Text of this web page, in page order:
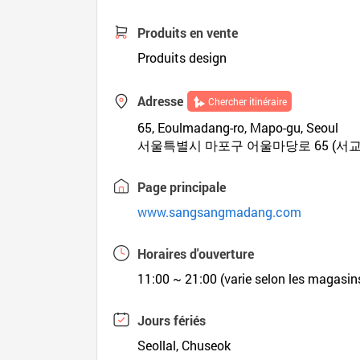
Produits en vente
Produits design
Adresse Chercher itinéraire
65, Eoulmadang-ro, Mapo-gu, Seoul
서울특별시 마포구 어울마당로 65 (서
Page principale
www.sangsangmadang.com
Horaires d'ouverture
11:00 ~ 21:00 (varie selon les
Jours fériés
Seollal, Chuseok